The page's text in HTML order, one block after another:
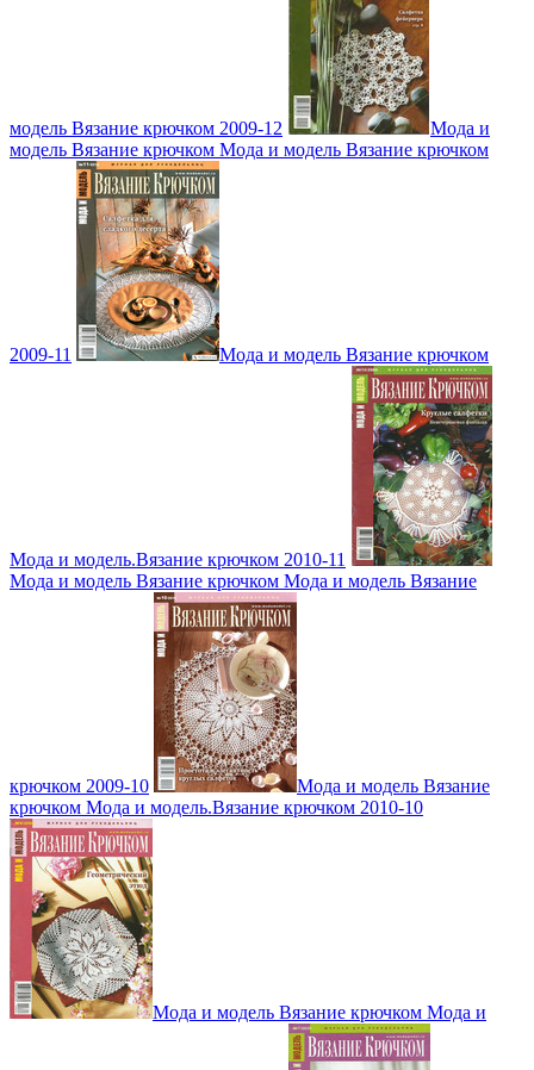
модель Вязание крючком 2009-12
Мода и
модель Вязание крючком Мода и модель Вязание крючком
2009-11 Мода и модель Вязание крючком
Мода и модель.Вязание крючком 2010-11
Мода и модель Вязание крючком Мода и модель Вязание
крючком 2009-10
Мода и модель Вязание
крючком Мода и модель.Вязание крючком 2010-10
Мода и модель Вязание крючком Мода и